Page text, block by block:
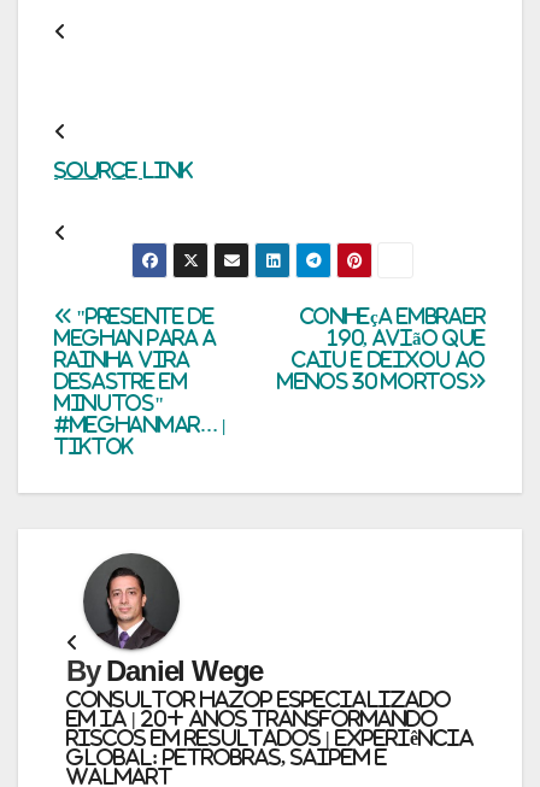
Source link
Navegação
de
Post
Conheça Embraer
190, avião que
caiu e deixou ao
menos 30 mortos
"Presente de
Meghan para a
Rainha vira
desastre em
minutos"
#meghanmar… |
TikTok
ByDaniel Wege
Consultor HAZOP Especializado
em IA | 20+ Anos Transformando
Riscos em Resultados | Experiência
Global: PETROBRAS, SAIPEM e
WALMART